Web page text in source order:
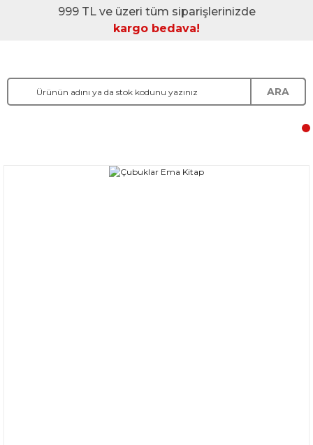
999 TL ve üzeri tüm siparişlerinizde
kargo bedava!
ARA